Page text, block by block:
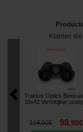
Klanten
Trakker Optics
10x42 Verrekijker [221006]
114,00€ 98,90€